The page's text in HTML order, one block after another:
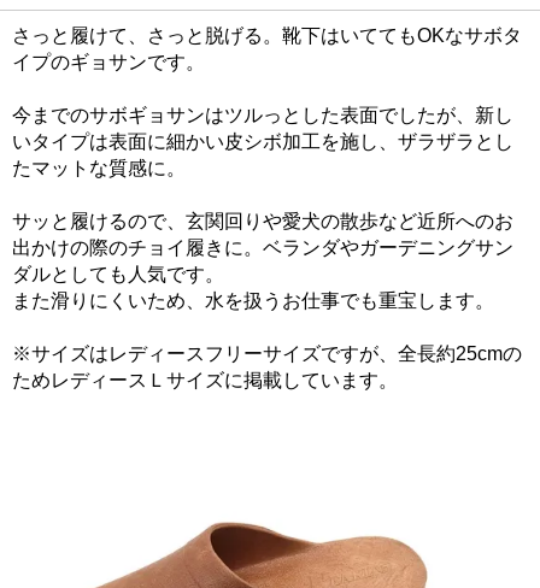
さっと履けて、さっと脱げる。靴下はいててもOKなサボタ
イプのギョサンです。
今までのサボギョサンはツルっとした表面でしたが、新し
いタイプは表面に細かい皮シボ加工を施し、ザラザラとし
たマットな質感に。
サッと履けるので、玄関回りや愛犬の散歩など近所へのお
出かけの際のチョイ履きに。ベランダやガーデニングサン
ダルとしても人気です。
また滑りにくいため、水を扱うお仕事でも重宝します。
※サイズはレディースフリーサイズですが、全長約25cmの
ためレディースＬサイズに掲載しています。